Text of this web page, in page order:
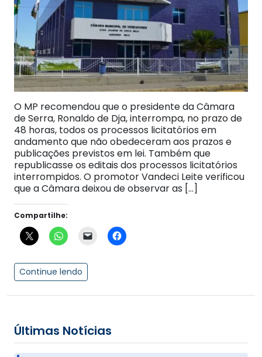
O MP recomendou que o presidente da Câmara
de Serra, Ronaldo de Dja, interrompa, no prazo de
48 horas, todos os processos licitatórios em
andamento que não obedeceram aos prazos e
publicações previstos em lei. Também que
republicasse os editais dos processos licitatórios
interrompidos. O promotor Vandeci Leite verificou
que a Câmara deixou de observar as […]
Compartilhe:
Continue lendo
Últimas Notícias